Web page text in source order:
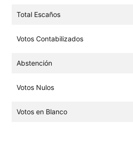
Total Escaños
Votos Contabilizados
Abstención
Votos Nulos
Votos en Blanco